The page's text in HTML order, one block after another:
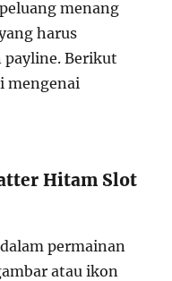
menang
harus
payline. Berikut
mengenai
Hitam Slot
permainan
atau ikon